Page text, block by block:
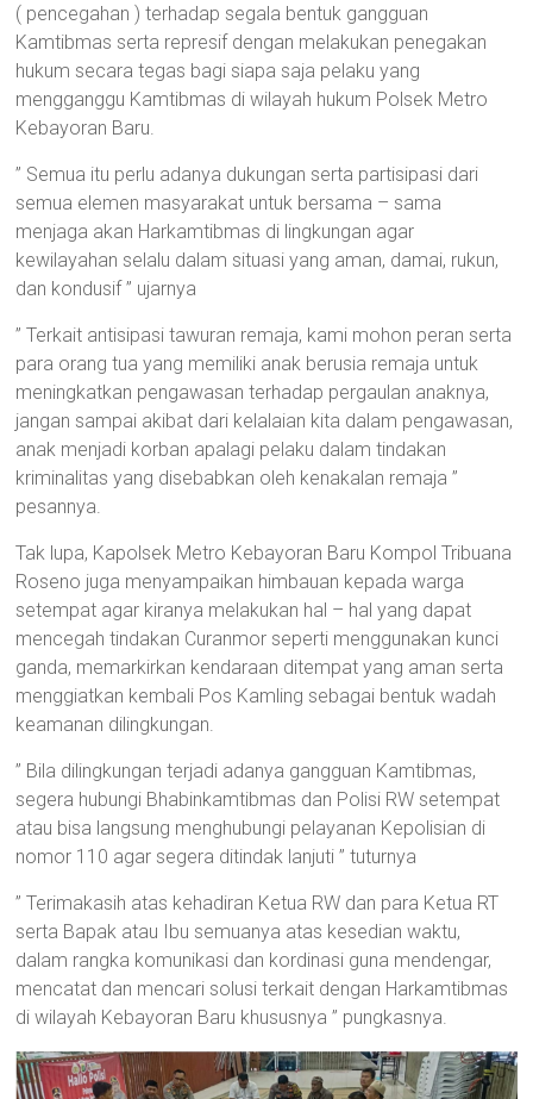
( pencegahan ) terhadap segala bentuk gangguan
Kamtibmas serta represif dengan melakukan penegakan
hukum secara tegas bagi siapa saja pelaku yang
mengganggu Kamtibmas di wilayah hukum Polsek Metro
Kebayoran Baru.
” Semua itu perlu adanya dukungan serta partisipasi dari
semua elemen masyarakat untuk bersama – sama
menjaga akan Harkamtibmas di lingkungan agar
kewilayahan selalu dalam situasi yang aman, damai, rukun,
dan kondusif ” ujarnya
” Terkait antisipasi tawuran remaja, kami mohon peran serta
para orang tua yang memiliki anak berusia remaja untuk
meningkatkan pengawasan terhadap pergaulan anaknya,
jangan sampai akibat dari kelalaian kita dalam pengawasan,
anak menjadi korban apalagi pelaku dalam tindakan
kriminalitas yang disebabkan oleh kenakalan remaja ”
pesannya.
Tak lupa, Kapolsek Metro Kebayoran Baru Kompol Tribuana
Roseno juga menyampaikan himbauan kepada warga
setempat agar kiranya melakukan hal – hal yang dapat
mencegah tindakan Curanmor seperti menggunakan kunci
ganda, memarkirkan kendaraan ditempat yang aman serta
menggiatkan kembali Pos Kamling sebagai bentuk wadah
keamanan dilingkungan.
” Bila dilingkungan terjadi adanya gangguan Kamtibmas,
segera hubungi Bhabinkamtibmas dan Polisi RW setempat
atau bisa langsung menghubungi pelayanan Kepolisian di
nomor 110 agar segera ditindak lanjuti ” tuturnya
” Terimakasih atas kehadiran Ketua RW dan para Ketua RT
serta Bapak atau Ibu semuanya atas kesedian waktu,
dalam rangka komunikasi dan kordinasi guna mendengar,
mencatat dan mencari solusi terkait dengan Harkamtibmas
di wilayah Kebayoran Baru khususnya ” pungkasnya.